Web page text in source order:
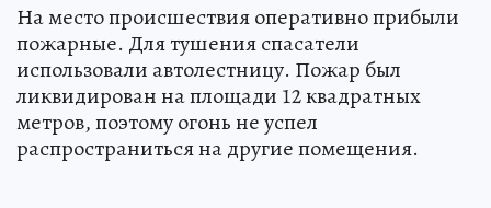
На место происшествия оперативно прибыли
пожарные. Для тушения спасатели
использовали автолестницу. Пожар был
ликвидирован на площади 12 квадратных
метров, поэтому огонь не успел
распространиться на другие помещения.